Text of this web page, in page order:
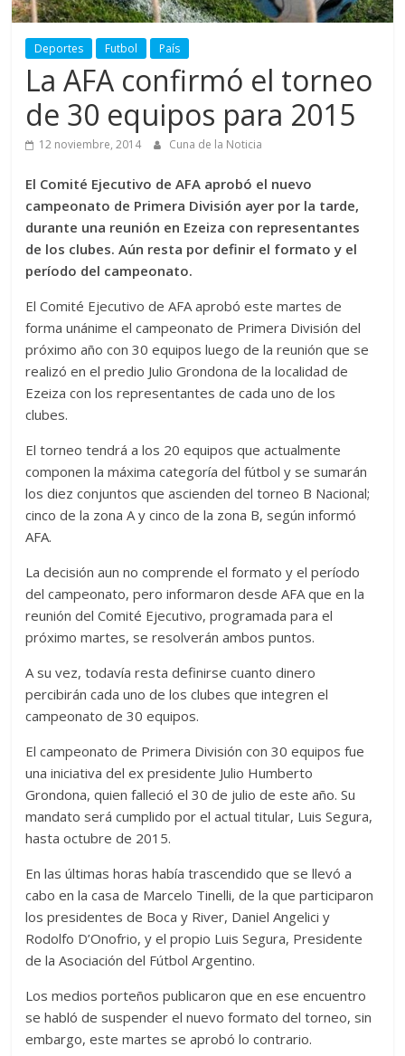
Deportes Futbol País
La AFA confirmó el torneo
de 30 equipos para 2015
12 noviembre, 2014 Cuna de la Noticia
El Comité Ejecutivo de AFA aprobó el nuevo
campeonato de Primera División ayer por la tarde,
durante una reunión en Ezeiza con representantes
de los clubes. Aún resta por definir el formato y el
período del campeonato.
El Comité Ejecutivo de AFA aprobó este martes de
forma unánime el campeonato de Primera División del
próximo año con 30 equipos luego de la reunión que se
realizó en el predio Julio Grondona de la localidad de
Ezeiza con los representantes de cada uno de los
clubes.
El torneo tendrá a los 20 equipos que actualmente
componen la máxima categoría del fútbol y se sumarán
los diez conjuntos que ascienden del torneo B Nacional;
cinco de la zona A y cinco de la zona B, según informó
AFA.
La decisión aun no comprende el formato y el período
del campeonato, pero informaron desde AFA que en la
reunión del Comité Ejecutivo, programada para el
próximo martes, se resolverán ambos puntos.
A su vez, todavía resta definirse cuanto dinero
percibirán cada uno de los clubes que integren el
campeonato de 30 equipos.
El campeonato de Primera División con 30 equipos fue
una iniciativa del ex presidente Julio Humberto
Grondona, quien falleció el 30 de julio de este año. Su
mandato será cumplido por el actual titular, Luis Segura,
hasta octubre de 2015.
En las últimas horas había trascendido que se llevó a
cabo en la casa de Marcelo Tinelli, de la que participaron
los presidentes de Boca y River, Daniel Angelici y
Rodolfo D’Onofrio, y el propio Luis Segura, Presidente
de la Asociación del Fútbol Argentino.
Los medios porteños publicaron que en ese encuentro
se habló de suspender el nuevo formato del torneo, sin
embargo, este martes se aprobó lo contrario.